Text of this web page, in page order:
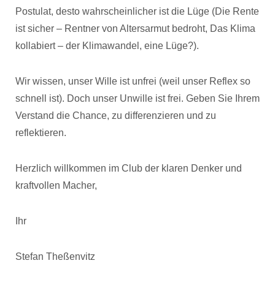
Postulat, desto wahrscheinlicher ist die Lüge (Die Rente
ist sicher – Rentner von Altersarmut bedroht, Das Klima
kollabiert – der Klimawandel, eine Lüge?).
Wir wissen, unser Wille ist unfrei (weil unser Reflex so
schnell ist). Doch unser Unwille ist frei. Geben Sie Ihrem
Verstand die Chance, zu differenzieren und zu
reflektieren.
Herzlich willkommen im Club der klaren Denker und
kraftvollen Macher,
Ihr
Stefan Theßenvitz